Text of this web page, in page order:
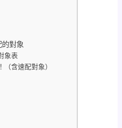
對象
象表
（含速配對象）